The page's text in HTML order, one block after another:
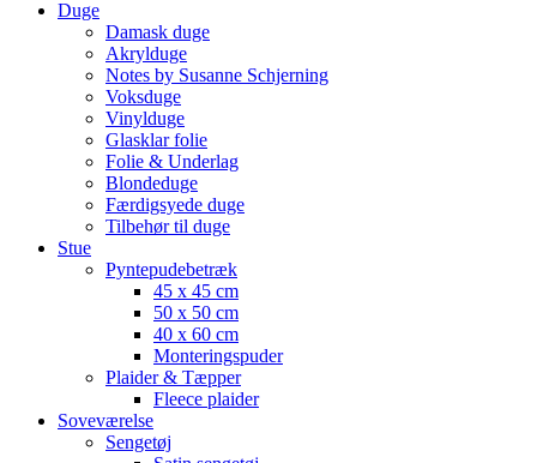
Duge
Damask duge
Akrylduge
Notes by Susanne Schjerning
Voksduge
Vinylduge
Glasklar folie
Folie & Underlag
Blondeduge
Færdigsyede duge
Tilbehør til duge
Stue
Pyntepudebetræk
45 x 45 cm
50 x 50 cm
40 x 60 cm
Monteringspuder
Plaider & Tæpper
Fleece plaider
Soveværelse
Sengetøj